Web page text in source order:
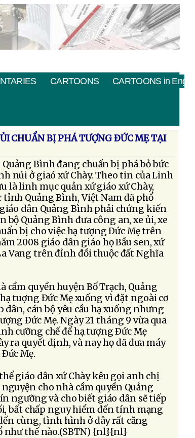
CARTOONS CARTOONS in English
CHUẨN BỊ PHÁ TƯỢNG ÐỨC MẸ TẠI
Bình đang chuẩn bị phá bỏ bức
núi ở giaó xứ Chày. Theo tin của Linh
là linh mục quản xứ giáo xứ Chày,
tỉnh Quảng Bình, Việt Nam đã phổ
dân Quảng Bình phải chứng kiến
bộ Quảng Bình đưa công an, xe ủi, xe
bị cho việc hạ tượng Ðức Mẹ trên
2008 giáo dân giáo họ Bầu sen, xứ
Vang trên đỉnh đồi thuộc đất Nghĩa
quyền huyện Bố Trạch, Quảng
tuợng Ðức Mẹ xuống vì đặt ngoài cơ
dân, cán bộ yêu cầu hạ xuống nhưng
Ðức Mẹ. Ngày 21 tháng 9 vừa qua
cưỡng chế để hạ tượng Ðức Mẹ
ra quyết định, và nay họ đã đưa máy
Mẹ.
giáo dân xứ Chày kêu gọi anh chị
cho nhà cầm quyền Quảng
ngưỡng và cho biết giáo dân sẽ tiếp
bất chấp nguy hiểm đến tính mạng
cùng, tình hình ở đây rất căng
như thế nào.(SBTN) {nl}{nl}